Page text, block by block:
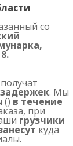
со
. Мы
()в течение
при
грузчики
куда